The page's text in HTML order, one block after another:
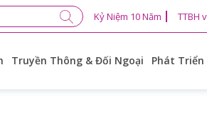
Truyền Thông & Đối Ngoại Phát Triển
Kỷ Niệm 10 Năm TTBH